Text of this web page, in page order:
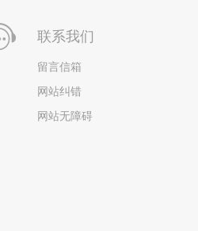
联系我们
留言信箱
网站纠错
网站无障碍